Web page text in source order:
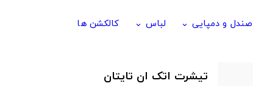
صندل و دمپایی keyboard_arrow_down لباس keyboard_arrow_down کالکشن ها
تیشرت اتک ان تایتان